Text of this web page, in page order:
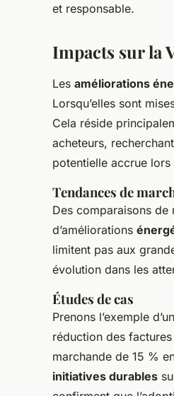
et responsable.
Impacts sur la
Les améliorations
Lorsqu’elles sont
Cela réside
acheteurs,
potentielle accrue lors
Tendances de
Des comparaisons
d’améliorations
limitent pas aux
évolution dans les
Études de cas
Prenons l’exemple
réduction des
marchande de 15 %
initiatives durables